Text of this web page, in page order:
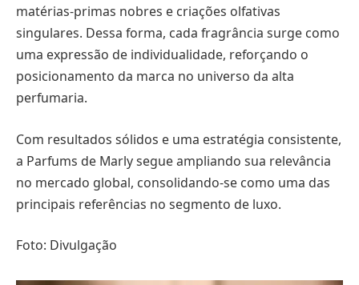
matérias-primas nobres e criações olfativas
singulares. Dessa forma, cada fragrância surge como
uma expressão de individualidade, reforçando o
posicionamento da marca no universo da alta
perfumaria.
Com resultados sólidos e uma estratégia consistente,
a Parfums de Marly segue ampliando sua relevância
no mercado global, consolidando-se como uma das
principais referências no segmento de luxo.
Foto: Divulgação